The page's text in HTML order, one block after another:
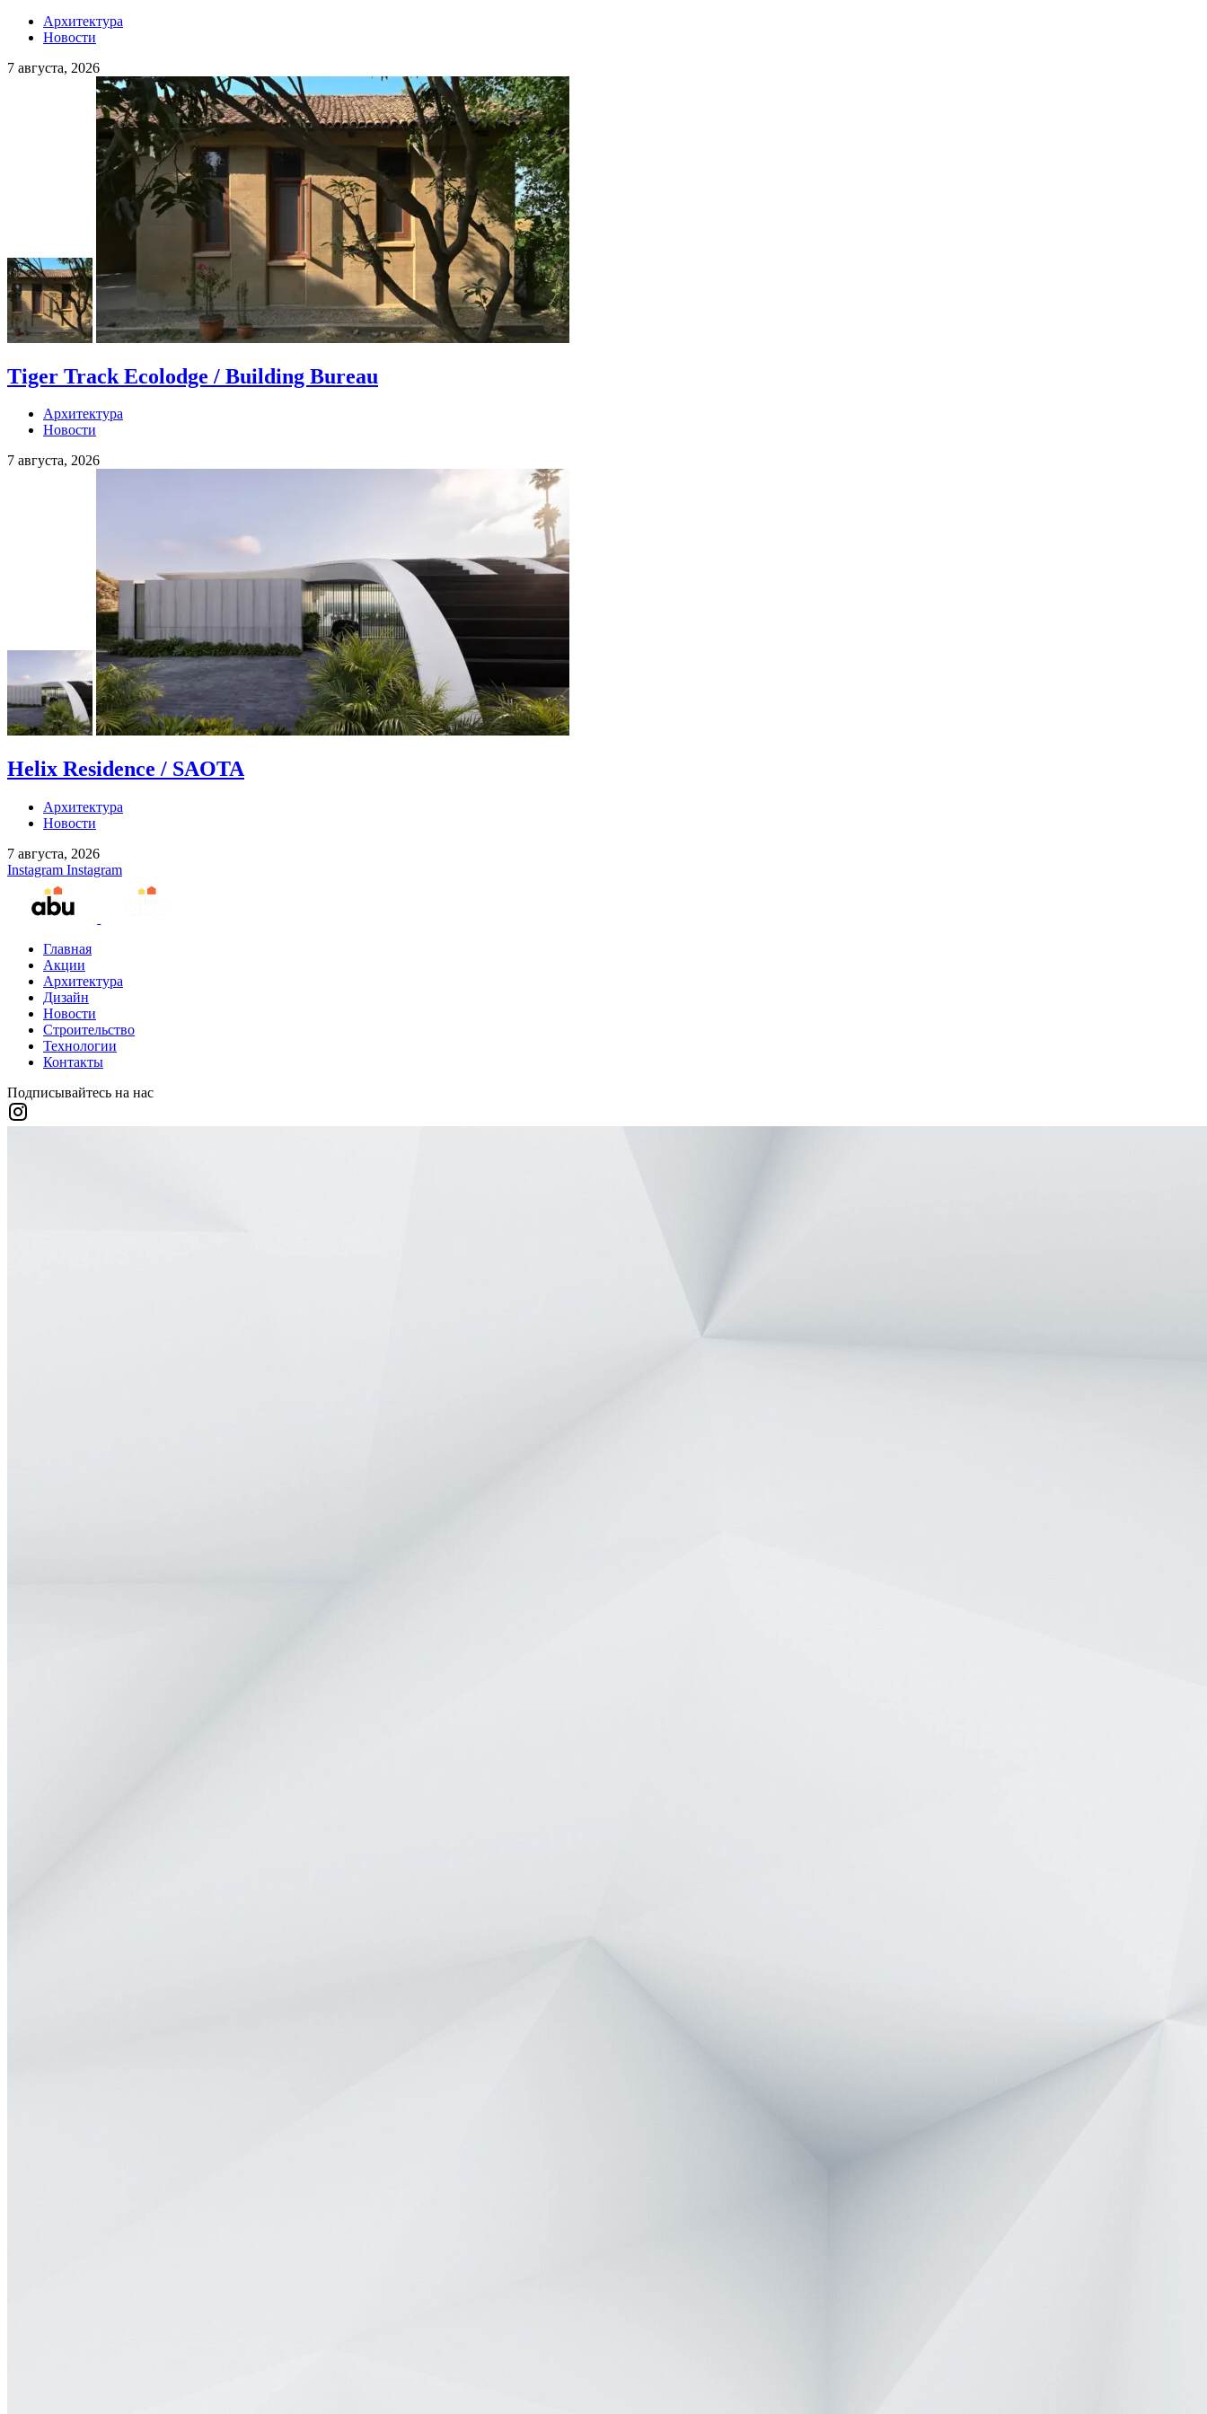
Архитектура
Новости
7 августа, 2026
Tiger Track Ecolodge / Building Bureau
Архитектура
Новости
7 августа, 2026
Helix Residence / SAOTA
Архитектура
Новости
7 августа, 2026
Instagram Instagram
Главная
Акции
Архитектура
Дизайн
Новости
Строительство
Технологии
Контакты
Подписывайтесь на нас